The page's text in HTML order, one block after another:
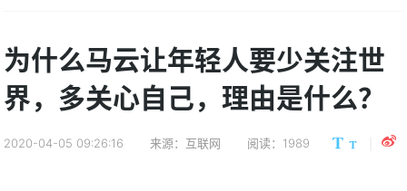
为什么马云让年轻人要少关注世
界，多关心自己，理由是什么？
2020-04-05 09:26:16 来源：互联网 阅读：1989